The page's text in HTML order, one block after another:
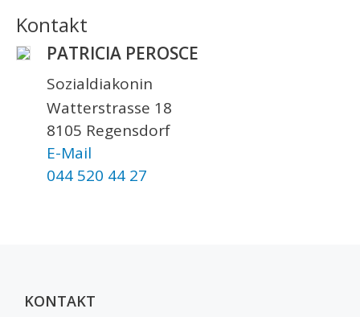
Kontakt
PATRICIA PEROSCE
Sozialdiakonin
Watterstrasse 18
8105 Regensdorf
E-Mail
044 520 44 27
KONTAKT